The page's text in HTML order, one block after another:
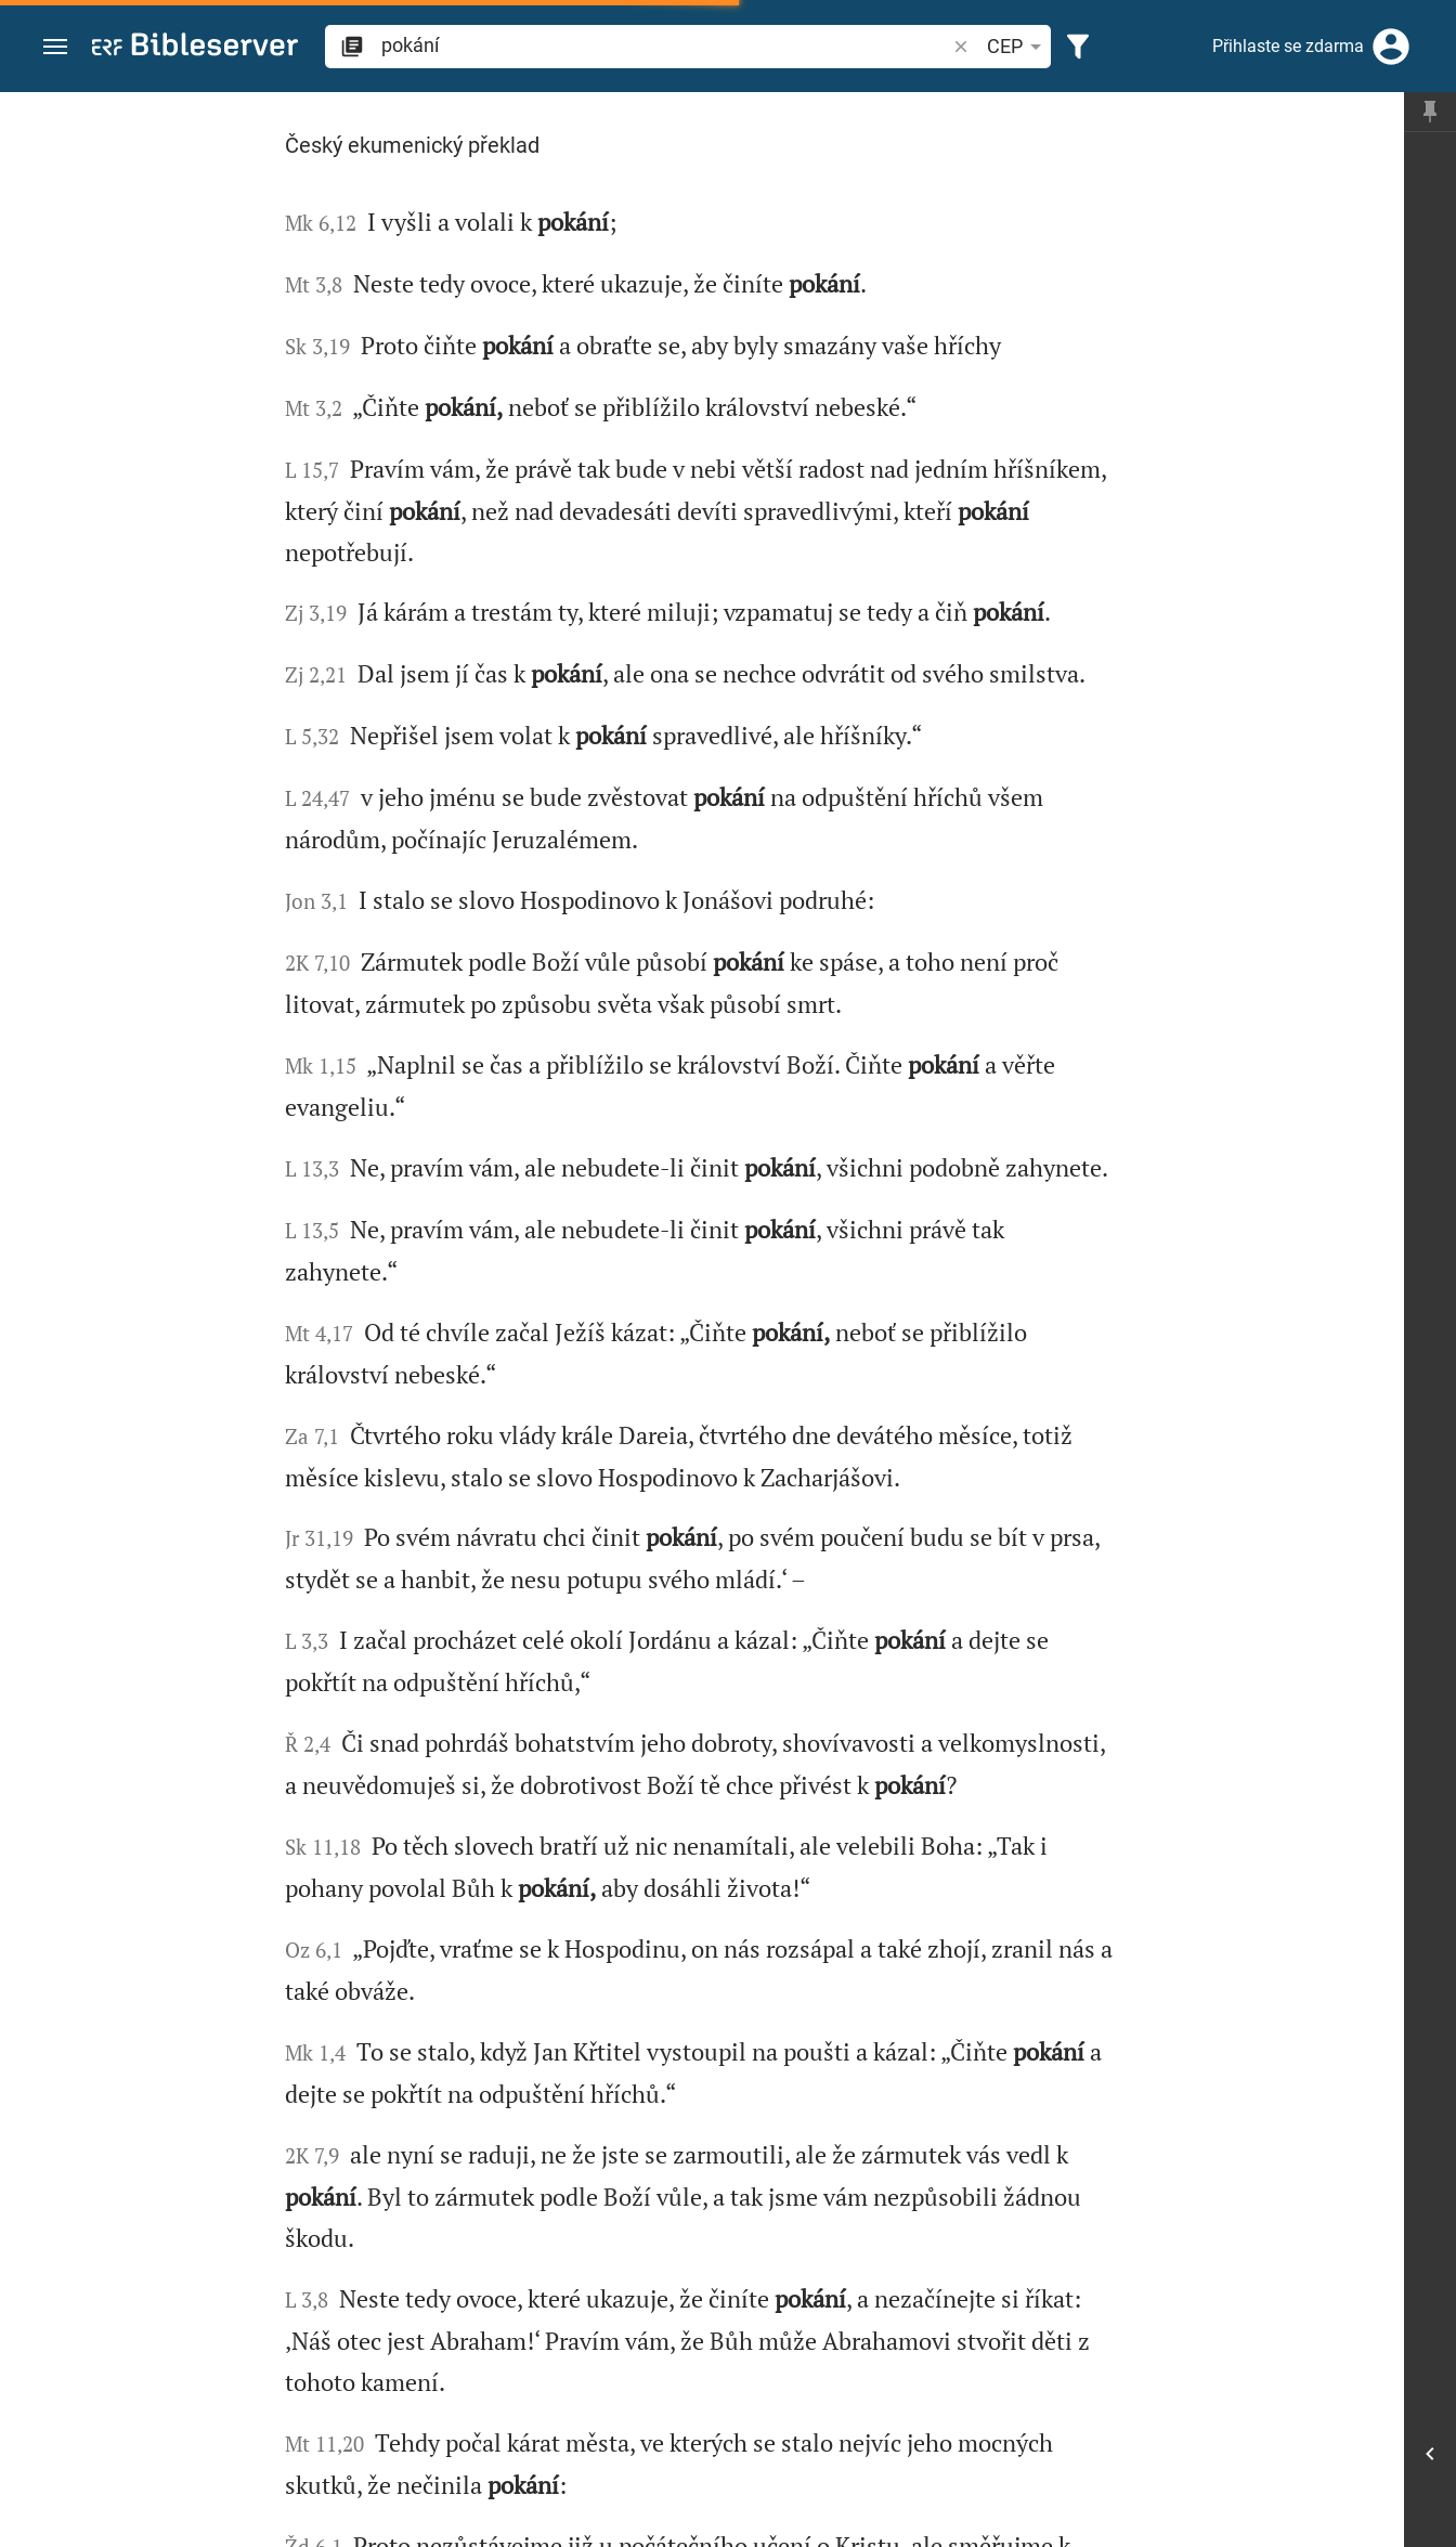
Přejít na obsah
Vyhledat biblický verš nebo slovo
CEP Přihlaste se zdarma
Hledat "pokání" v Bibli
Český ekumenický překlad
Mk 6,12 I vyšli a volali kpokání;
Mt 3,8 Neste tedy ovoce, které ukazuje, že činíte pokání.
Sk 3,19 Proto čiňte pokánía obraťte se, aby byly smazány vaše hříchy
Mt 3,2 „Čiňte pokání,neboť se přiblížilo království nebeské.“
L 15,7 Pravím vám, že právě tak bude v nebi větší radost nad jedním hříšníkem,
který činípokání, než nad devadesáti devíti spravedlivými, kteřípokání
nepotřebují.
Zj 3,19 Já kárám a trestám ty, které miluji; vzpamatuj se tedy a čiňpokání.
Zj 2,21 Dal jsem jí čas kpokání, ale ona se nechce odvrátit od svého smilstva.
L 5,32 Nepřišel jsem volat kpokáníspravedlivé, ale hříšníky.“
L 24,47 v jeho jménu se bude zvěstovatpokánína odpuštění hříchů všem
národům, počínajíc Jeruzalémem.
Jon 3,1 I stalo se slovo Hospodinovo k Jonášovi podruhé:
2K 7,10 Zármutek podle Boží vůle působípokáníke spáse, a toho není proč
litovat, zármutek po způsobu světa však působí smrt.
Mk 1,15 „Naplnil se čas a přiblížilo se království Boží. Čiňte pokánía věřte
evangeliu.“
L 13,3 Ne, pravím vám, ale nebudete-li činitpokání, všichni podobně zahynete.
L 13,5 Ne, pravím vám, ale nebudete-li činitpokání, všichni právě tak
zahynete.“
Mt 4,17 Od té chvíle začal Ježíš kázat: „Čiňte pokání,neboť se přiblížilo
království nebeské.“
Za 7,1 Čtvrtého roku vlády krále Dareia, čtvrtého dne devátého měsíce, totiž
měsíce kislevu, stalo se slovo Hospodinovo k Zacharjášovi.
Jr 31,19 Po svém návratu chci činitpokání, po svém poučení budu se bít v prsa,
stydět se a hanbit, že nesu potupu svého mládí.‘ –
L 3,3 I začal procházet celé okolí Jordánu a kázal: „Čiňte pokánía dejte se
pokřtít na odpuštění hříchů,“
Ř 2,4 Či snad pohrdáš bohatstvím jeho dobroty, shovívavosti a velkomyslnosti,
a neuvědomuješ si, že dobrotivost Boží tě chce přivést kpokání?
Sk 11,18 Po těch slovech bratří už nic nenamítali, ale velebili Boha: „Tak i
pohany povolal Bůh kpokání,aby dosáhli života!“
Oz 6,1 „Pojďte, vraťme se k Hospodinu, on nás rozsápal a také zhojí, zranil nás a
také obváže.
Mk 1,4 To se stalo, když Jan Křtitel vystoupil na poušti a kázal: „Čiňte pokánía
dejte se pokřtít na odpuštění hříchů.“
2K 7,9 ale nyní se raduji, ne že jste se zarmoutili, ale že zármutek vás vedl k
pokání. Byl to zármutek podle Boží vůle, a tak jsme vám nezpůsobili žádnou
škodu.
L 3,8 Neste tedy ovoce, které ukazuje, že činíte pokání, a nezačínejte si říkat:
‚Náš otec jest Abraham!‘ Pravím vám, že Bůh může Abrahamovi stvořit děti z
tohoto kamení.
Mt 11,20 Tehdy počal kárat města, ve kterých se stalo nejvíc jeho mocných
skutků, že nečinilapokání: